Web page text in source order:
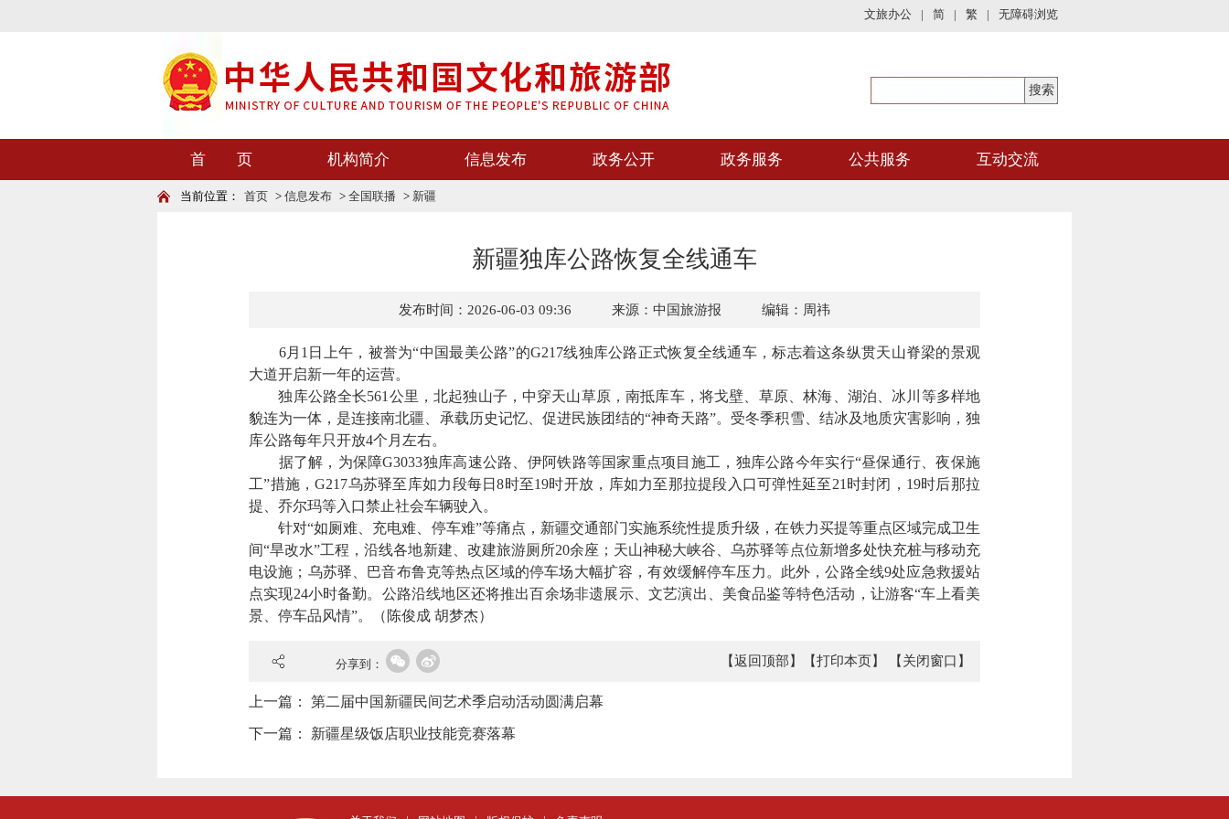
文旅办公 | 简 | 繁 | 无障碍浏览
首 页 机构简介 信息发布 政务公开 政务服务 公共服务 互动交流
当前位置： 首页 > 信息发布 > 全国联播 > 新疆
新疆独库公路恢复全线通车
发布时间：2026-06-03 09:36 来源：中国旅游报 编辑：周祎
6月1日上午，被誉为“中国最美公路”的G217线独库公路正式恢复全线通车，标志着这条纵贯天山脊梁的景观
大道开启新一年的运营。
独库公路全长561公里，北起独山子，中穿天山草原，南抵库车，将戈壁、草原、林海、湖泊、冰川等多样地
貌连为一体，是连接南北疆、承载历史记忆、促进民族团结的“神奇天路”。受冬季积雪、结冰及地质灾害影响，独
库公路每年只开放4个月左右。
据了解，为保障G3033独库高速公路、伊阿铁路等国家重点项目施工，独库公路今年实行“昼保通行、夜保施
工”措施，G217乌苏驿至库如力段每日8时至19时开放，库如力至那拉提段入口可弹性延至21时封闭，19时后那拉
提、乔尔玛等入口禁止社会车辆驶入。
针对“如厕难、充电难、停车难”等痛点，新疆交通部门实施系统性提质升级，在铁力买提等重点区域完成卫生
间“旱改水”工程，沿线各地新建、改建旅游厕所20余座；天山神秘大峡谷、乌苏驿等点位新增多处快充桩与移动充
电设施；乌苏驿、巴音布鲁克等热点区域的停车场大幅扩容，有效缓解停车压力。此外，公路全线9处应急救援站
点实现24小时备勤。公路沿线地区还将推出百余场非遗展示、文艺演出、美食品鉴等特色活动，让游客“车上看美
景、停车品风情”。
（陈俊成 胡梦杰）
分享到： 【返回顶部】 【打印本页】 【关闭窗口】
上一篇： 第二届中国新疆民间艺术季启动活动圆满启幕
下一篇： 新疆星级饭店职业技能竞赛落幕